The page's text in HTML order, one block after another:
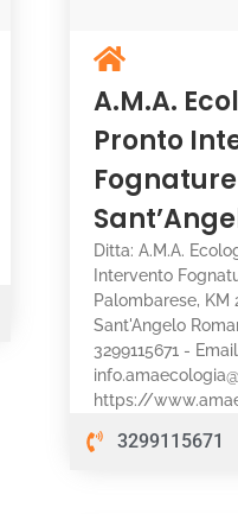
A.M.A.
Pronto
Ditta: A.M.A.
Intervento
Palombarese, KM
Sant'Angelo
3299115671 -
https://
3299115671